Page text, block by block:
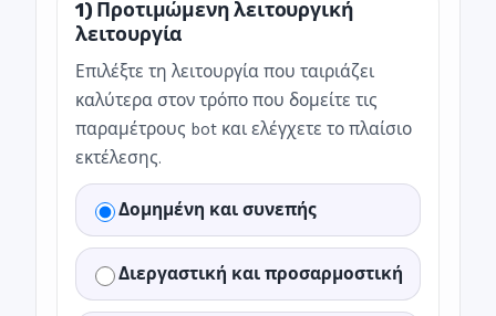
1) Προτιμώμενη λειτουργική
λειτουργία
Επιλέξτε τη λειτουργία που ταιριάζει
καλύτερα στον τρόπο που δομείτε τις
παραμέτρους bot και ελέγχετε το πλαίσιο
εκτέλεσης.
Δομημένη και συνεπής
Διεργαστική και προσαρμοστική